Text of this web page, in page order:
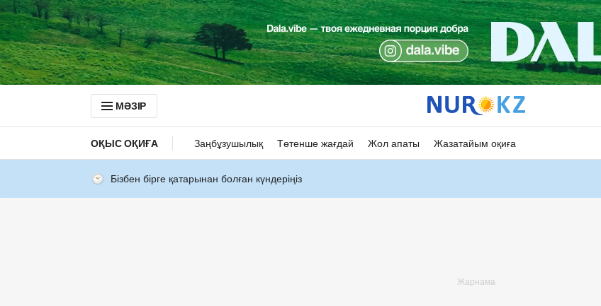
МӘЗІР
ОҚЫС ОҚИҒА Заңбұзушылық Төтенше жағдай Жол апаты Жазатайым оқиға
Бізбен бірге қатарынан болған күндеріңіз